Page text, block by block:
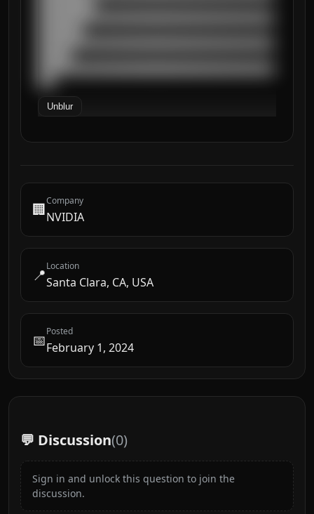
███
Unblur
🏢Company
NVIDIA
📍Location
Santa Clara, CA, USA
📅Posted
February 1, 2024
💬 Discussion(0)
Sign in and unlock this question to join the
discussion.